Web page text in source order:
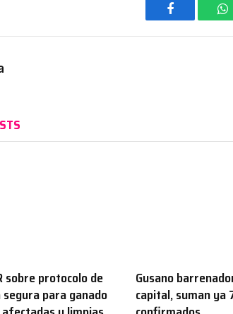
Facebook
sobre protocolo de
para ganado
Gusano
capital, suman ya